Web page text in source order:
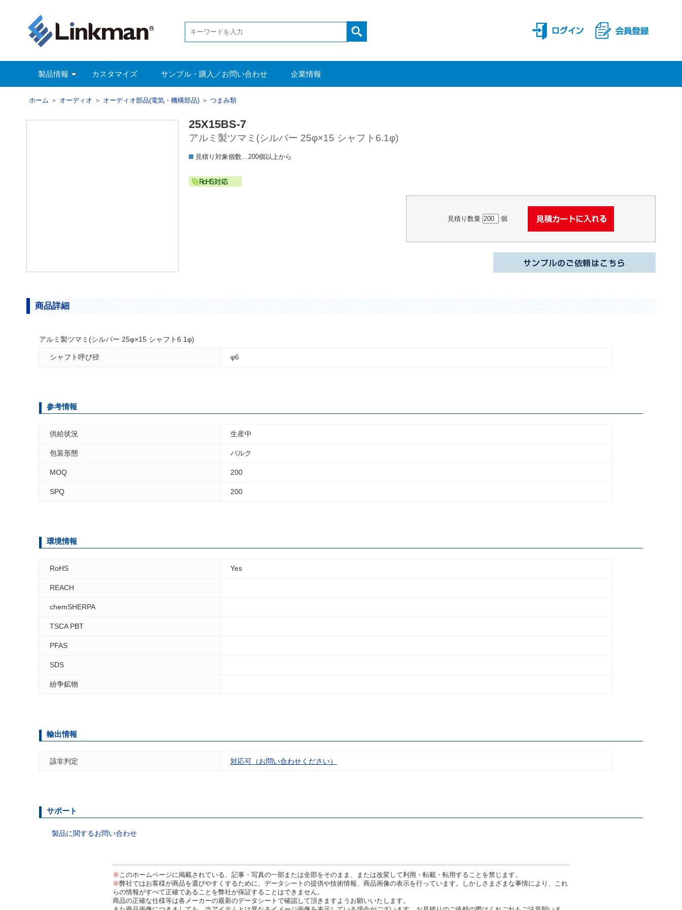
製品情報 カスタマイズ サンプル・購入／お問い合わせ 企業情報
ホーム ＞ オーディオ ＞ オーディオ部品(電気・機構部品) ＞ つまみ類
25X15BS-7
アルミ製ツマミ(シルバー 25φ×15 シャフト6.1φ)
見積り対象個数…200個以上から
見積り数量 個
商品詳細
アルミ製ツマミ(シルバー 25φ×15 シャフト6.1φ)
シャフト呼び径 φ6
参考情報
供給状況 生産中
包装形態 バルク
MOQ 200
SPQ 200
環境情報
RoHS Yes
REACH
chemSHERPA
TSCA PBT
PFAS
SDS
紛争鉱物
輸出情報
該非判定 対応可（お問い合わせください）
サポート
製品に関するお問い合わせ
※ このホームページに掲載されている、記事・写真の一部または全部をそのまま、または改変して利用・転載・転用することを禁じます。
※弊社ではお客様が商品を選びやすくするために、データシートの提供や技術情報、商品画像の表示を行っています。しかしさまざまな事情により、これ
らの情報がすべて正確であることを弊社が保証することはできません。
商品の正確な仕様等は各メーカーの最新のデータシートで確認して頂きますようお願いいたします。